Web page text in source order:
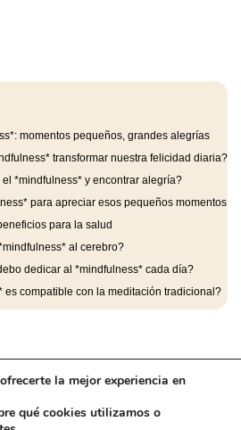
momentos pequeños, grandes alegrías
transformar nuestra felicidad diaria?
*mindfulness* y encontrar alegría?
para apreciar esos pequeños momentos
para la salud
al cerebro?
dedicar al *mindfulness* cada día?
es compatible con la meditación tradicional?
la mejor experiencia en
qué cookies utilizamos o